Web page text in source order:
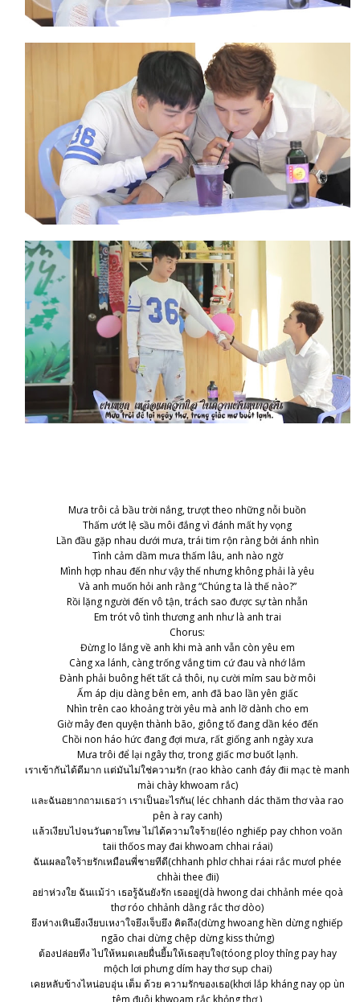
Mưa trôi cả bầu trời nắng, trượt theo những nỗi buồn
Thấm ướt lệ sầu môi đắng vì đánh mất hy vọng
Lần đầu gặp nhau dưới mưa, trái tim rộn ràng bởi ánh nhìn
Tình cảm dầm mưa thấm lâu, anh nào ngờ
Mình hợp nhau đến như vậy thế nhưng không phải là yêu
Và anh muốn hỏi anh rằng “Chúng ta là thế nào?”
Rồi lặng người đến vô tận, trách sao được sự tàn nhẫn
Em trót vô tình thương anh như là anh trai
Chorus:
Đừng lo lắng về anh khi mà anh vẫn còn yêu em
Càng xa lánh, càng trống vắng tim cứ đau và nhớ lắm
Đành phải buông hết tất cả thôi, nụ cười mỉm sau bờ môi
Ấm áp dịu dàng bên em, anh đã bao lần yên giấc
Nhìn trên cao khoảng trời yêu mà anh lỡ dành cho em
Giờ mây đen quyện thành bão, giông tố đang dần kéo đến
Chồi non háo hức đang đợi mưa, rất giống anh ngày xưa
Mưa trôi để lại ngây thơ, trong giấc mơ buốt lạnh.
เราเข้ากันได้ดีมาก เเต่มันไม่ใช่ความรัก (rao khào canh đáy đii mạc tè manh
mài chày khwoam rắc)
และฉันอยากถามเธอว่า เราเป็นอะไรกัน( léc chhanh dác thăm thơ vàa rao
pên à ray canh)
แล้วเงียบไปจนวันตายโทษ ไม่ได้ความใจร้าย(léo nghiếp pay chhon voăn
taii thốos may đai khwoam chhai ráai)
ฉันเผลอใจร้ายรักเหมือนพี่ชายทีดี(chhanh phlơ chhai ráai rắc mươl phée
chhài thee đii)
อย่าห่วงใย ฉันเเม้ว่า เธอรู้ฉันยังรัก เธออยู่(dà hwong dai chhảnh mée qoà
thơ róo chhảnh dằng rắc thơ dòo)
ยึงห่างเหินยึงเงียบเหงาใจยึงเจ็บยึง คิดถึง(dừng hwoang hền dừng nghiếp
ngão chai dừng chệp dừng kiss thửng)
ต้องปล่อยทีง ไปให้หมดเลยผื่นยี้มให้เธอสุบใจ(tóong ploy thỉng pay hay
mộch lơi phưng dím hay thơ sụp chai)
เคยหลับข้างไหน่อบอุ่น เต็ม ด้วย ความรักของเธอ(khơi lắp kháng nay ọp ùn
têm đuôi khwoam rắc khỏng thơ )